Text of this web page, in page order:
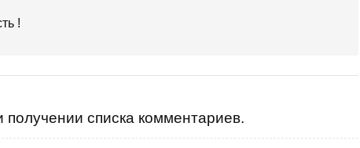
!
списка комментариев.